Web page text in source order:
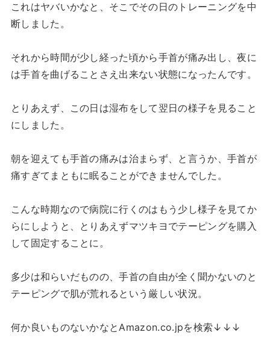
これはヤバいかなと、そこでその日のトレーニングを中
断しました。
それから時間が少し経った頃から手首が痛み出し、夜に
は手首を曲げることさえ出来ない状態になったんです。
とりあえず、この日は湿布をして翌日の様子を見ること
にしました。
朝を迎えても手首の痛みは治まらず、と言うか、手首が
痛すぎてまともに眠ることができませんでした。
こんな時期なので病院に行くのはもう少し様子を見てか
らにしようと、とりあえずマツキヨでテーピングを購入
して固定することに。
多少は和らいだものの、手首の自由が全く聞かないのと
テーピングで肌が荒れるという厳しい状況。
何か良いものないかなとAmazon.co.jpを検索↓↓↓